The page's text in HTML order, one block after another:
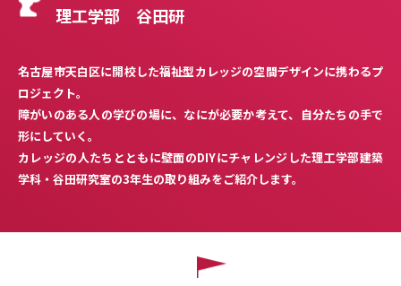
名城大のススメ！
MEIPLE
理工学部 谷田研
名古屋市天白区に開校した福祉型カレッジの空間デザインに携わるプ
ロジェクト。
障がいのある人の学びの場に、なにが必要か考えて、自分たちの手で
形にしていく。
カレッジの人たちとともに壁面のDIYにチャレンジした理工学部建築
学科・谷田研究室の3年生の取り組みをご紹介します。